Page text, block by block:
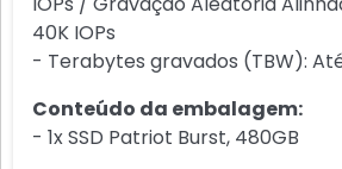
40K IOPs
- Terabytes gravados (TBW):
Conteúdo da embalagem:
- 1x SSD Patriot Burst, 480GB